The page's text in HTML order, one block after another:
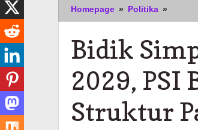
Homepage » Politika »
Jelang
Pemilu
2029,
PSI
Fokus
Bidik
2029, PSI
Struktur